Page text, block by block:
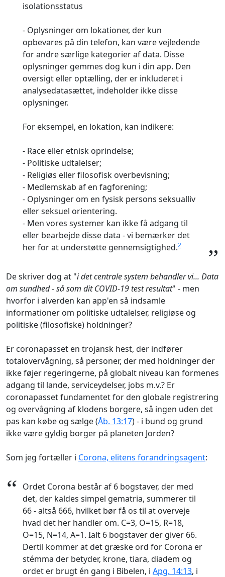
isolationsstatus
- Oplysninger om lokationer, der kun
opbevares på din telefon, kan være vejledende
for andre særlige kategorier af data. Disse
oplysninger gemmes dog kun i din app. Den
oversigt eller optælling, der er inkluderet i
analysedatasættet, indeholder ikke disse
oplysninger.
For eksempel, en lokation, kan indikere:
- Race eller etnisk oprindelse;
- Politiske udtalelser;
- Religiøs eller filosofisk overbevisning;
- Medlemskab af en fagforening;
- Oplysninger om en fysisk persons seksualliv
eller seksuel orientering.
- Men vores systemer kan ikke få adgang til
eller bearbejde disse data - vi bemærker det
her for at understøtte gennemsigtighed.2 ”
De skriver dog at "i det centrale system behandler vi... Data
om sundhed - så som dit COVID-19 test resultat" - men
hvorfor i alverden kan app'en så indsamle
informationer om politiske udtalelser, religiøse og
politiske (filosofiske) holdninger?
Er coronapasset en trojansk hest, der indfører
totalovervågning, så personer, der med holdninger der
ikke føjer regeringerne, på globalt niveau kan formenes
adgang til lande, serviceydelser, jobs m.v.? Er
coronapasset fundamentet for den globale registrering
og overvågning af klodens borgere, så ingen uden det
pas kan købe og sælge (Åb. 13:17) - i bund og grund
ikke være gyldig borger på planeten Jorden?
Som jeg fortæller i Corona, elitens forandringsagent:
“ Ordet Corona består af 6 bogstaver, der med
det, der kaldes simpel gematria, summerer til
66 - altså 666, hvilket bør få os til at overveje
hvad det her handler om. C=3, O=15, R=18,
O=15, N=14, A=1. Ialt 6 bogstaver der giver 66.
Dertil kommer at det græske ord for Corona er
stémma der betyder, krone, tiara, diadem og
ordet er brugt én gang i Bibelen, i Apg. 14:13, i